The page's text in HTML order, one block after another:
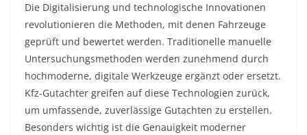
Die Digitalisierung und technologische Innovationen
revolutionieren die Methoden, mit denen Fahrzeuge
geprüft und bewertet werden. Traditionelle manuelle
Untersuchungsmethoden werden zunehmend durch
hochmoderne, digitale Werkzeuge ergänzt oder ersetzt.
Kfz-Gutachter greifen auf diese Technologien zurück,
um umfassende, zuverlässige Gutachten zu erstellen.
Besonders wichtig ist die Genauigkeit moderner